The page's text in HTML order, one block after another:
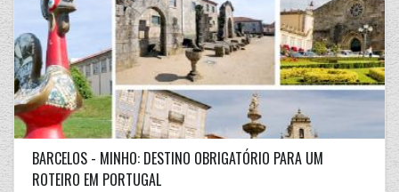
BARCELOS - MINHO: DESTINO OBRIGATÓRIO PARA UM
ROTEIRO EM PORTUGAL